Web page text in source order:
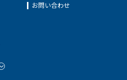
お問い合わせ